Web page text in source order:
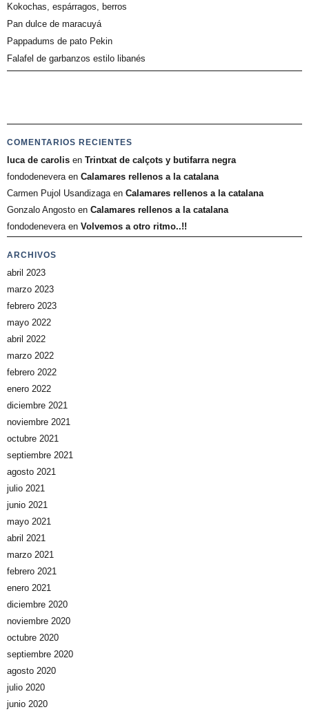
Kokochas, espárragos, berros
Pan dulce de maracuyá
Pappadums de pato Pekin
Falafel de garbanzos estilo libanés
COMENTARIOS RECIENTES
luca de carolis en Trintxat de calçots y butifarra negra
fondodenevera en Calamares rellenos a la catalana
Carmen Pujol Usandizaga en Calamares rellenos a la catalana
Gonzalo Angosto en Calamares rellenos a la catalana
fondodenevera en Volvemos a otro ritmo..!!
ARCHIVOS
abril 2023
marzo 2023
febrero 2023
mayo 2022
abril 2022
marzo 2022
febrero 2022
enero 2022
diciembre 2021
noviembre 2021
octubre 2021
septiembre 2021
agosto 2021
julio 2021
junio 2021
mayo 2021
abril 2021
marzo 2021
febrero 2021
enero 2021
diciembre 2020
noviembre 2020
octubre 2020
septiembre 2020
agosto 2020
julio 2020
junio 2020